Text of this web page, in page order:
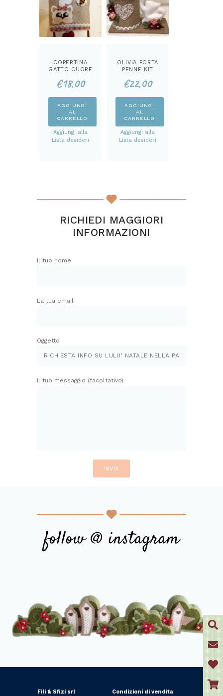
COPERTINA
GATTO CUORE
€18,00
AGGIUNGI
AL
CARRELLO
Aggiungi alla
Lista desideri
OLIVIA PORTA
PENNE KIT
€22,00
AGGIUNGI
AL
CARRELLO
Aggiungi alla
Lista desideri
RICHIEDI MAGGIORI
INFORMAZIONI
Il tuo nome
La tua email
Oggetto
Il tuo messaggio (facoltativo)
follow @ instagram
Fili & Sfizi srl Condizioni di vendita